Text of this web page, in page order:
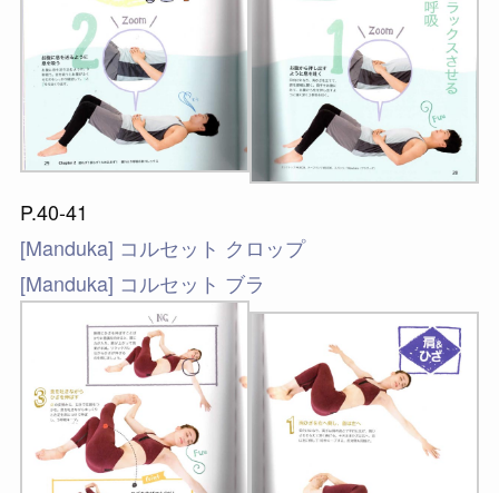
P.40-41
[Manduka] コルセット クロップ
[Manduka] コルセット ブラ